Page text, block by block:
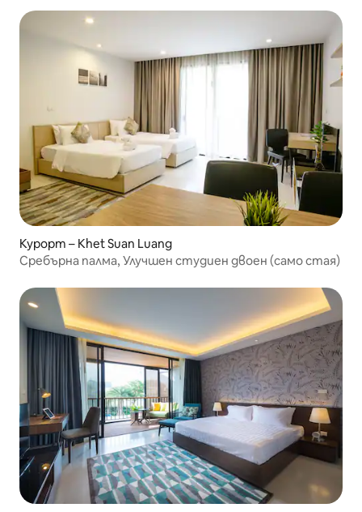
Курорт – Khet Suan Luang
Сребърна палма, Улучшен студиен двоен (само стая)